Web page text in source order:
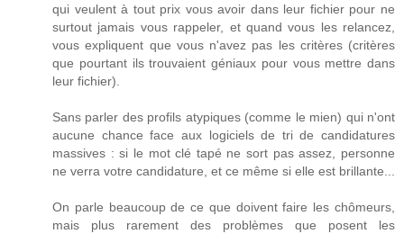
qui veulent à tout prix vous avoir dans leur fichier pour ne
surtout jamais vous rappeler, et quand vous les relancez,
vous expliquent que vous n'avez pas les critères (critères
que pourtant ils trouvaient géniaux pour vous mettre dans
leur fichier).
Sans parler des profils atypiques (comme le mien) qui n'ont
aucune chance face aux logiciels de tri de candidatures
massives : si le mot clé tapé ne sort pas assez, personne
ne verra votre candidature, et ce même si elle est brillante...
On parle beaucoup de ce que doivent faire les chômeurs,
mais plus rarement des problèmes que posent les